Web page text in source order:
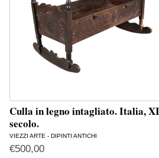
Culla in legno intagliato. Italia,
secolo.
VIEZZI ARTE - DIPINTI ANTICHI
€500,00